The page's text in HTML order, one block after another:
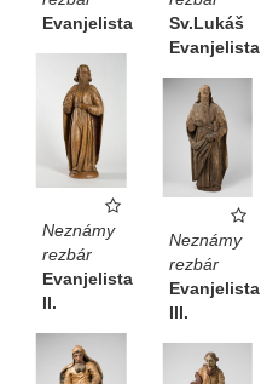
Evanjelista
Sv.Lukáš
Evanjelista
Neznámy
rezbár
Evanjelista
II.
Neznámy
rezbár
Evanjelista
III.